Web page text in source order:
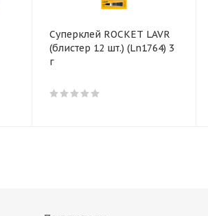
Суперклей ROCKET LAVR
(блистер 12 шт.) (Ln1764) 3
г